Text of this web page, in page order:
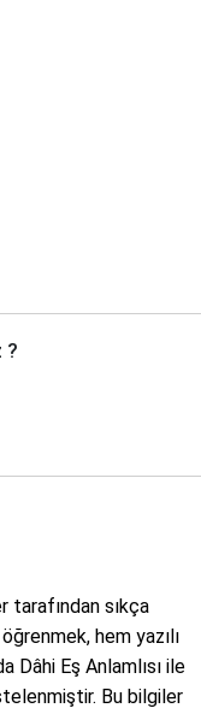
?
tarafından sıkça
hem yazılı
Dâhi Eş Anlamlısı ile
Bu bilgiler